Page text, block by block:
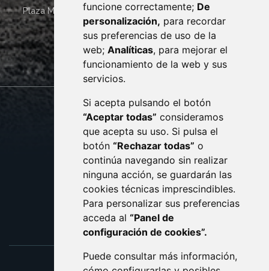
funcione correctamente; De
personalización, para recordar
sus preferencias de uso de la
web; Analíticas, para mejorar el
funcionamiento de la web y sus
servicios.
Si acepta pulsando el botón
“Aceptar todas” consideramos
que acepta su uso. Si pulsa el
botón “Rechazar todas” o
continúa navegando sin realizar
ninguna acción, se guardarán las
cookies técnicas imprescindibles.
Para personalizar sus preferencias
acceda al “Panel de
configuración de cookies”.
Puede consultar más información,
Plaza Mayor 4 22400 MONZÓN - ARAGÓN (ESPAÑA)
· (34) 974 400 700 ·
sac@monzon.es
monzon.es
CONTACTO
AVISO LEGAL
PROTECCIÓN DE DATOS
POLÍTICA DE COOKIES
ACCESIBILIDAD
ENLACE EXTERNO AL